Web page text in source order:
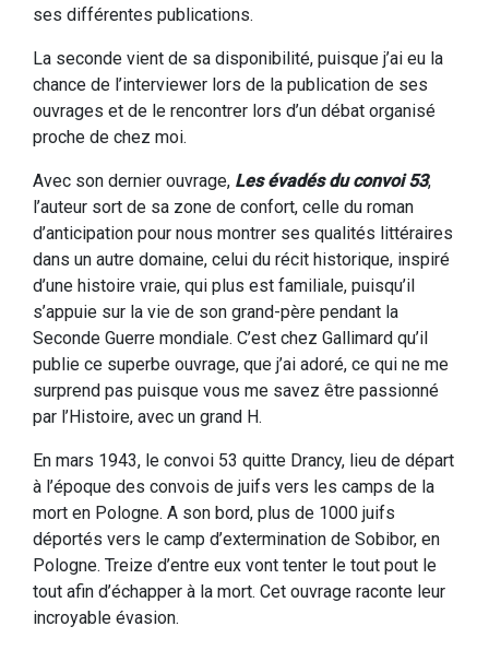
ses différentes publications.
La seconde vient de sa disponibilité, puisque j’ai eu la
chance de l’interviewer lors de la publication de ses
ouvrages et de le rencontrer lors d’un débat organisé
proche de chez moi.
Avec son dernier ouvrage, Les évadés du convoi 53,
l’auteur sort de sa zone de confort, celle du roman
d’anticipation pour nous montrer ses qualités littéraires
dans un autre domaine, celui du récit historique, inspiré
d’une histoire vraie, qui plus est familiale, puisqu’il
s’appuie sur la vie de son grand-père pendant la
Seconde Guerre mondiale. C’est chez Gallimard qu’il
publie ce superbe ouvrage, que j’ai adoré, ce qui ne me
surprend pas puisque vous me savez être passionné
par l’Histoire, avec un grand H.
En mars 1943, le convoi 53 quitte Drancy, lieu de départ
à l’époque des convois de juifs vers les camps de la
mort en Pologne. A son bord, plus de 1000 juifs
déportés vers le camp d’extermination de Sobibor, en
Pologne. Treize d’entre eux vont tenter le tout pout le
tout afin d’échapper à la mort. Cet ouvrage raconte leur
incroyable évasion.